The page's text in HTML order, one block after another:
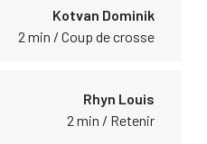
Kotvan Dominik
2 min / Coup de crosse
Rhyn Louis
2 min / Retenir